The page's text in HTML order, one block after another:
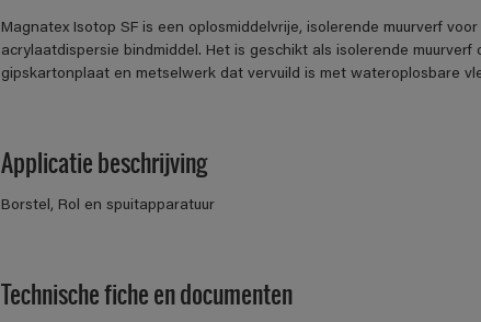
Magnatex Isotop SF is een oplosmiddelvrije, isolerende muurverf
acrylaatdispersie bindmiddel. Het is geschikt als isolerende
gipskartonplaat en metselwerk dat vervuild is met wateroplosbare
Applicatie beschrijving
Borstel, Rol en spuitapparatuur
Technische fiche en documenten